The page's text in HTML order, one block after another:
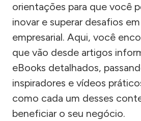
orientações para que você
inovar e superar desafios
empresarial. Aqui, você
que vão desde artigos
eBooks detalhados,
inspiradores e vídeos
como cada um desses
beneficiar o seu negócio.